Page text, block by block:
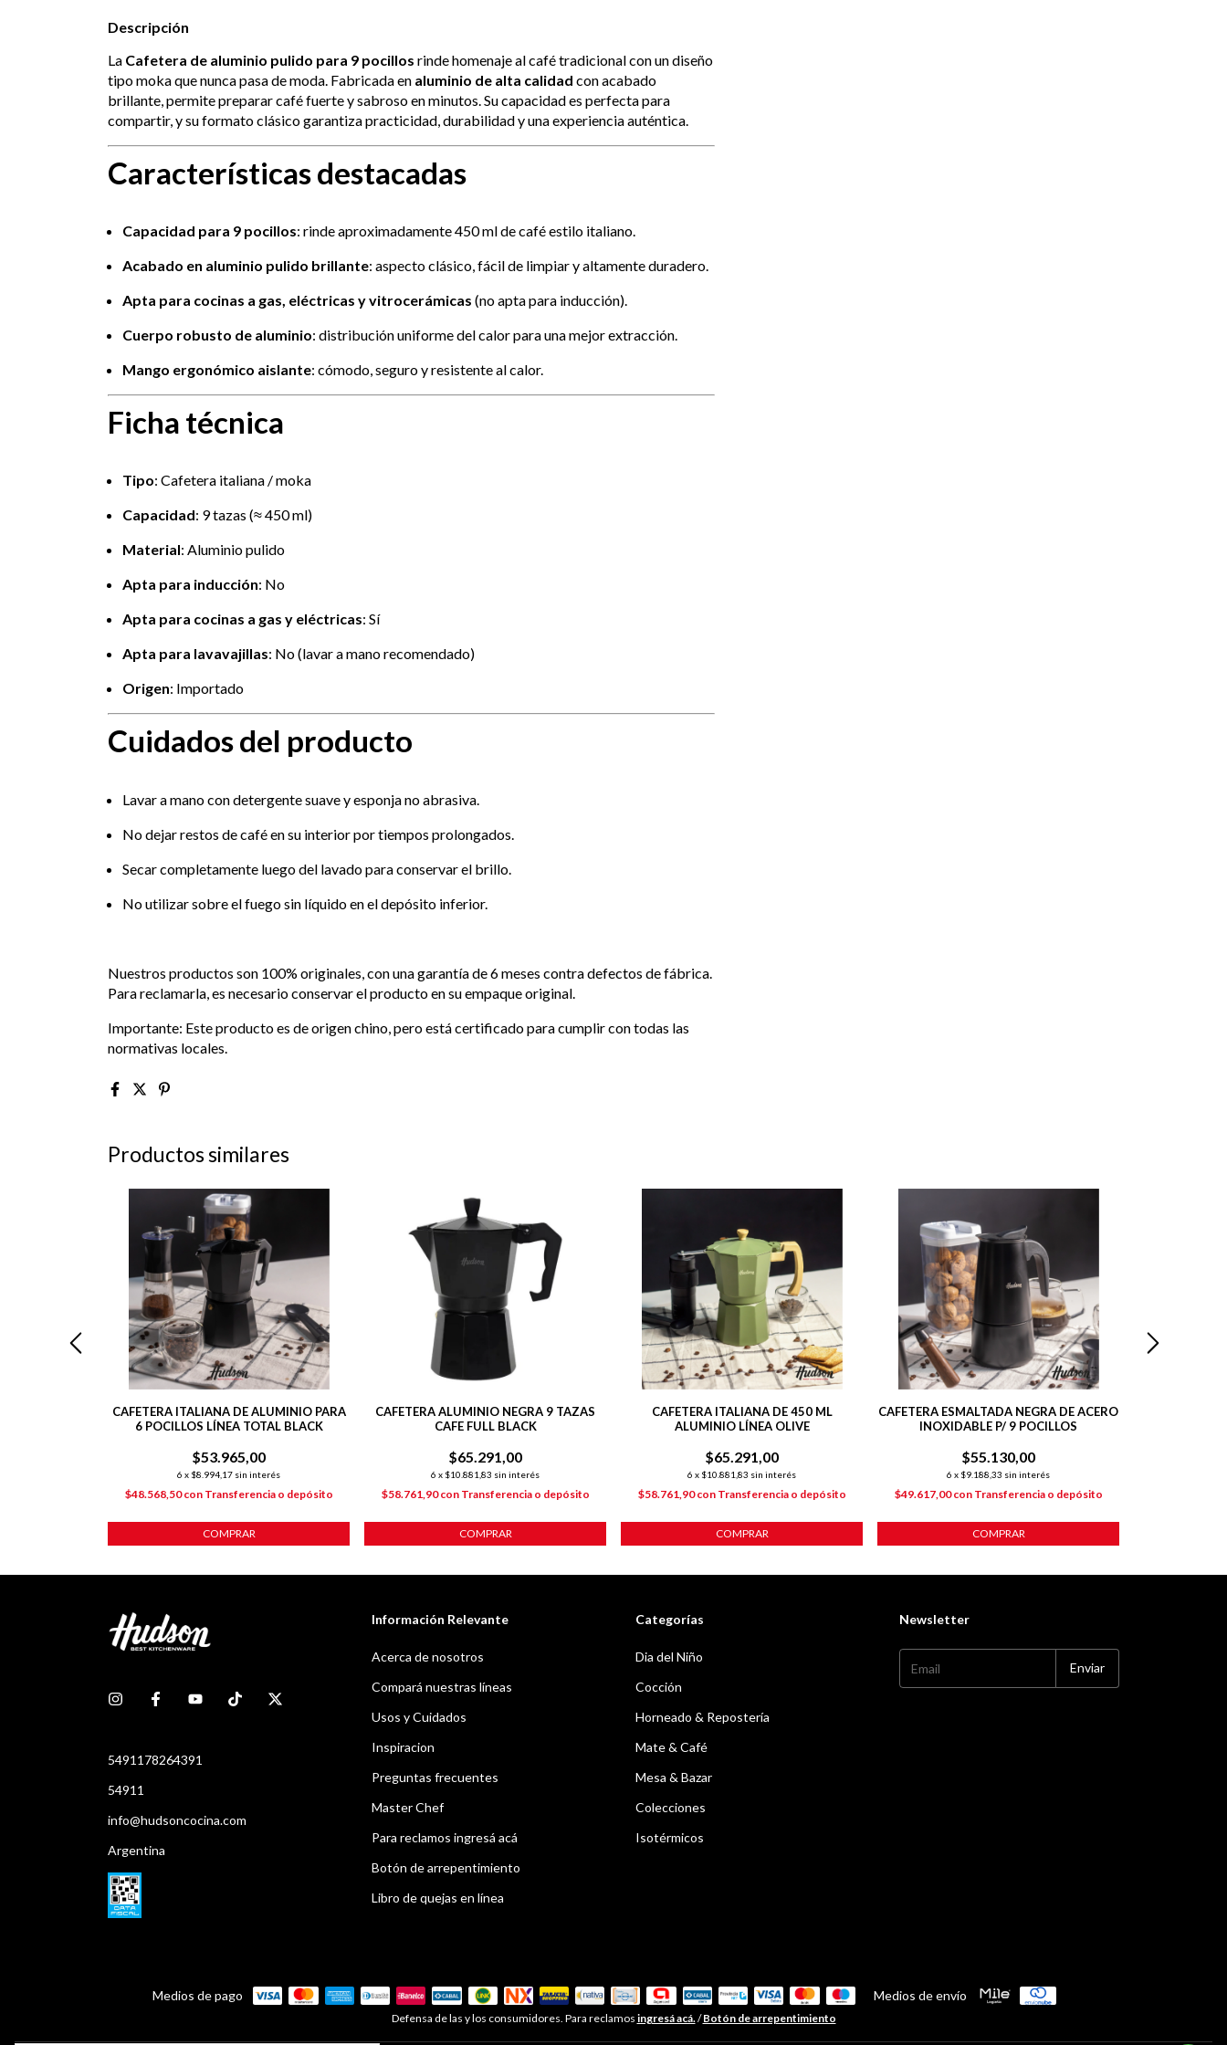
Descripción
La Cafetera de aluminio pulido para 9 pocillos rinde homenaje al café tradicional con un diseño
tipo moka que nunca pasa de moda. Fabricada en aluminio de alta calidad con acabado
brillante, permite preparar café fuerte y sabroso en minutos. Su capacidad es perfecta para
compartir, y su formato clásico garantiza practicidad, durabilidad y una experiencia auténtica.
Características destacadas
Capacidad para 9 pocillos: rinde aproximadamente 450 ml de café estilo italiano.
Acabado en aluminio pulido brillante: aspecto clásico, fácil de limpiar y altamente duradero.
Apta para cocinas a gas, eléctricas y vitrocerámicas (no apta para inducción).
Cuerpo robusto de aluminio: distribución uniforme del calor para una mejor extracción.
Mango ergonómico aislante: cómodo, seguro y resistente al calor.
Ficha técnica
Tipo: Cafetera italiana / moka
Capacidad: 9 tazas (≈ 450 ml)
Material: Aluminio pulido
Apta para inducción: No
Apta para cocinas a gas y eléctricas: Sí
Apta para lavavajillas: No (lavar a mano recomendado)
Origen: Importado
Cuidados del producto
Lavar a mano con detergente suave y esponja no abrasiva.
No dejar restos de café en su interior por tiempos prolongados.
Secar completamente luego del lavado para conservar el brillo.
No utilizar sobre el fuego sin líquido en el depósito inferior.
Nuestros productos son 100% originales, con una garantía de 6 meses contra defectos de fábrica.
Para reclamarla, es necesario conservar el producto en su empaque original.
Importante: Este producto es de origen chino, pero está certificado para cumplir con todas las
normativas locales.
Productos similares
CAFETERA ITALIANA DE ALUMINIO PARA
6 POCILLOS LÍNEA TOTAL BLACK
$53.965,00
6 x $8.994,17 sin interés
$48.568,50con Transferencia o depósito
COMPRAR
CAFETERA ALUMINIO NEGRA 9 TAZAS
CAFE FULL BLACK
$65.291,00
6 x $10.881,83 sin interés
$58.761,90con Transferencia o depósito
COMPRAR
CAFETERA ITALIANA DE 450 ML
ALUMINIO LÍNEA OLIVE
$65.291,00
6 x $10.881,83 sin interés
$58.761,90con Transferencia o depósito
COMPRAR
CAFETERA ESMALTADA NEGRA DE ACERO
INOXIDABLE P/ 9 POCILLOS
$55.130,00
6 x $9.188,33 sin interés
$49.617,00con Transferencia o depósito
COMPRAR
5491178264391
54911
info@hudsoncocina.com
Argentina
Información Relevante
Acerca de nosotros
Compará nuestras líneas
Usos y Cuidados
Inspiracion
Preguntas frecuentes
Master Chef
Para reclamos ingresá acá
Botón de arrepentimiento
Libro de quejas en línea
Categorías
Dia del Niño
Cocción
Horneado & Repostería
Mate & Café
Mesa & Bazar
Colecciones
Isotérmicos
Newsletter
Medios de pago Medios de envío
Defensa de las y los consumidores. Para reclamos ingresá acá. / Botón de arrepentimiento